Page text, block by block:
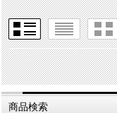
商品検索